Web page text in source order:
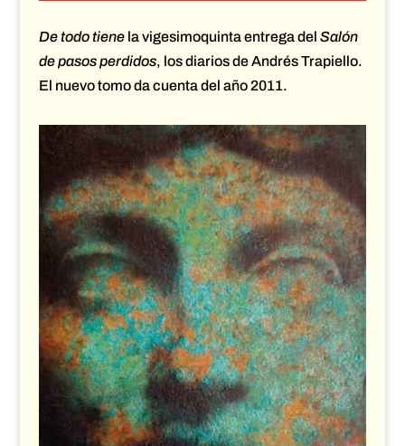
De todo tienela vigesimoquinta entrega del Salón
de pasos perdidos, los diarios de Andrés Trapiello.
El nuevo tomo da cuenta del año 2011.